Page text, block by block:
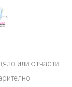
или отчасти